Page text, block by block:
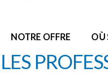
NOTRE OFFRE OÙ